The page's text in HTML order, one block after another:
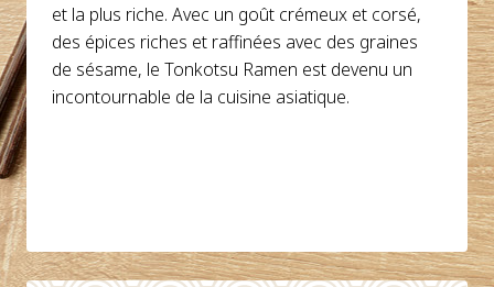
et la plus riche. Avec un goût crémeux et corsé,
des épices riches et raffinées avec des graines
de sésame, le Tonkotsu Ramen est devenu un
incontournable de la cuisine asiatique.